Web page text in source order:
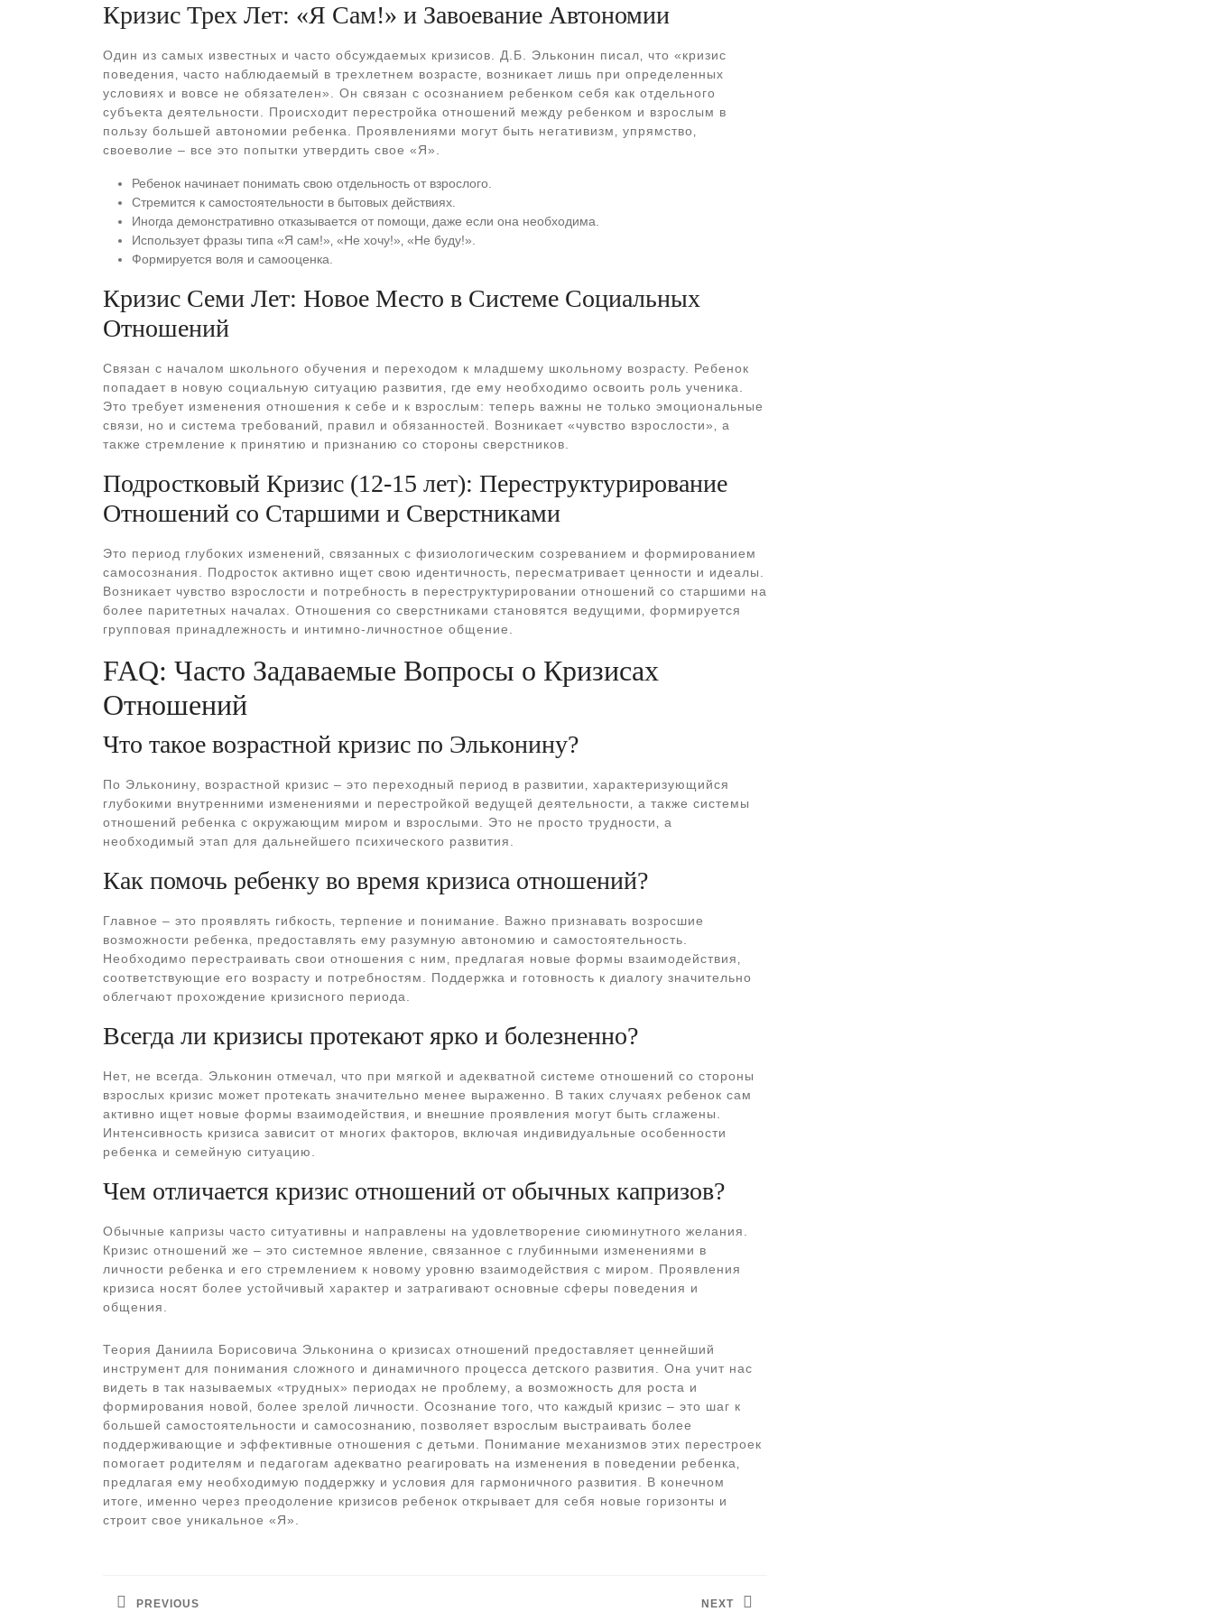
Кризис Трех Лет: «Я Сам!» и Завоевание Автономии
Один из самых известных и часто обсуждаемых кризисов. Д.Б. Эльконин писал‚ что «кризис
поведения‚ часто наблюдаемый в трехлетнем возрасте‚ возникает лишь при определенных
условиях и вовсе не обязателен». Он связан с осознанием ребенком себя как отдельного
субъекта деятельности. Происходит перестройка отношений между ребенком и взрослым в
пользу большей автономии ребенка. Проявлениями могут быть негативизм‚ упрямство‚
своеволие – все это попытки утвердить свое «Я».
Ребенок начинает понимать свою отдельность от взрослого.
Стремится к самостоятельности в бытовых действиях.
Иногда демонстративно отказывается от помощи‚ даже если она необходима.
Использует фразы типа «Я сам!»‚ «Не хочу!»‚ «Не буду!».
Формируется воля и самооценка.
Кризис Семи Лет: Новое Место в Системе Социальных
Отношений
Связан с началом школьного обучения и переходом к младшему школьному возрасту. Ребенок
попадает в новую социальную ситуацию развития‚ где ему необходимо освоить роль ученика.
Это требует изменения отношения к себе и к взрослым: теперь важны не только эмоциональные
связи‚ но и система требований‚ правил и обязанностей. Возникает «чувство взрослости»‚ а
также стремление к принятию и признанию со стороны сверстников.
Подростковый Кризис (12-15 лет): Переструктурирование
Отношений со Старшими и Сверстниками
Это период глубоких изменений‚ связанных с физиологическим созреванием и формированием
самосознания. Подросток активно ищет свою идентичность‚ пересматривает ценности и идеалы.
Возникает чувство взрослости и потребность в переструктурировании отношений со старшими на
более паритетных началах. Отношения со сверстниками становятся ведущими‚ формируется
групповая принадлежность и интимно-личностное общение.
FAQ: Часто Задаваемые Вопросы о Кризисах
Отношений
Что такое возрастной кризис по Эльконину?
По Эльконину‚ возрастной кризис – это переходный период в развитии‚ характеризующийся
глубокими внутренними изменениями и перестройкой ведущей деятельности‚ а также системы
отношений ребенка с окружающим миром и взрослыми. Это не просто трудности‚ а
необходимый этап для дальнейшего психического развития.
Как помочь ребенку во время кризиса отношений?
Главное – это проявлять гибкость‚ терпение и понимание. Важно признавать возросшие
возможности ребенка‚ предоставлять ему разумную автономию и самостоятельность.
Необходимо перестраивать свои отношения с ним‚ предлагая новые формы взаимодействия‚
соответствующие его возрасту и потребностям. Поддержка и готовность к диалогу значительно
облегчают прохождение кризисного периода.
Всегда ли кризисы протекают ярко и болезненно?
Нет‚ не всегда. Эльконин отмечал‚ что при мягкой и адекватной системе отношений со стороны
взрослых кризис может протекать значительно менее выраженно. В таких случаях ребенок сам
активно ищет новые формы взаимодействия‚ и внешние проявления могут быть сглажены.
Интенсивность кризиса зависит от многих факторов‚ включая индивидуальные особенности
ребенка и семейную ситуацию.
Чем отличается кризис отношений от обычных капризов?
Обычные капризы часто ситуативны и направлены на удовлетворение сиюминутного желания.
Кризис отношений же – это системное явление‚ связанное с глубинными изменениями в
личности ребенка и его стремлением к новому уровню взаимодействия с миром. Проявления
кризиса носят более устойчивый характер и затрагивают основные сферы поведения и
общения.
Теория Даниила Борисовича Эльконина о кризисах отношений предоставляет ценнейший
инструмент для понимания сложного и динамичного процесса детского развития. Она учит нас
видеть в так называемых «трудных» периодах не проблему‚ а возможность для роста и
формирования новой‚ более зрелой личности. Осознание того‚ что каждый кризис – это шаг к
большей самостоятельности и самосознанию‚ позволяет взрослым выстраивать более
поддерживающие и эффективные отношения с детьми. Понимание механизмов этих перестроек
помогает родителям и педагогам адекватно реагировать на изменения в поведении ребенка‚
предлагая ему необходимую поддержку и условия для гармоничного развития. В конечном
итоге‚ именно через преодоление кризисов ребенок открывает для себя новые горизонты и
строит свое уникальное «Я».
по
PREVIOUS NEXT